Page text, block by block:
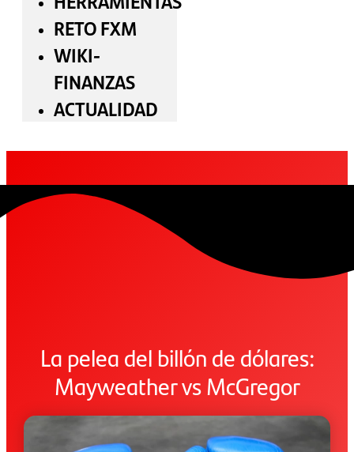
RETO FXM
WIKI-
FINANZAS
ACTUALIDAD
La pelea del billón de dólares:
Mayweather vs McGregor